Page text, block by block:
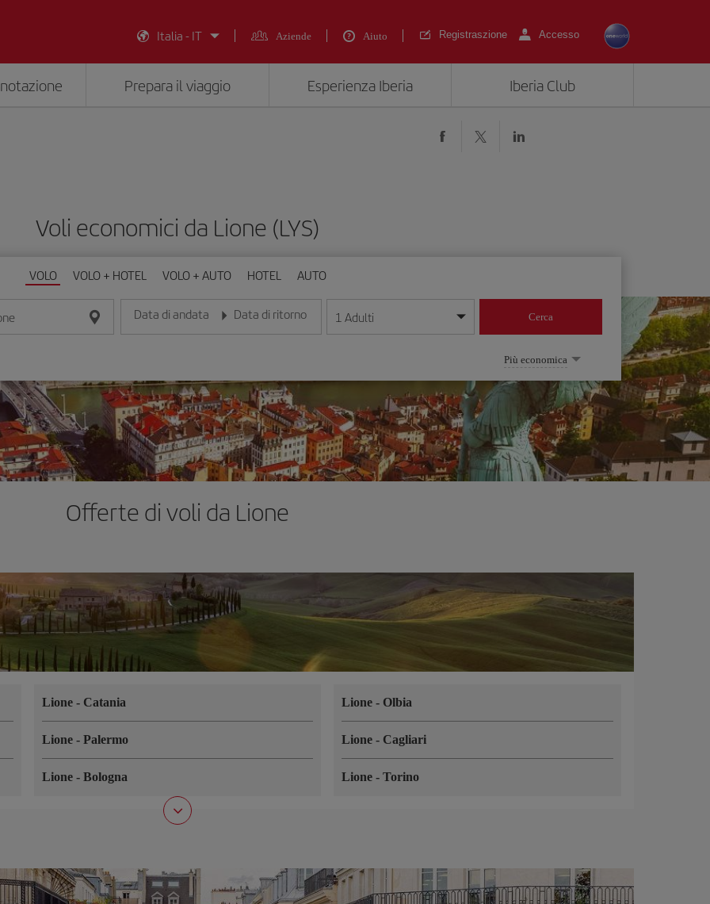
Italia - IT
Aziende Aiuto Registraszione Accesso
Prepara il viaggio Esperienza Iberia Iberia Club
Voli economici da Lione (LYS)
VOLO VOLO + HOTEL VOLO + AUTO HOTEL AUTO
Data di andata
Inserisci la data nel formato giorno/mese/anno
Data di ritorno
Inserisci la data nel formato giorno/mese/anno
1 Adulti Cerca
Più economica
Offerte di voli da Lione
Lione - Catania
Lione - Palermo
Lione - Bologna
Lione- Olbia
Lione- Cagliari
Lione-Torino